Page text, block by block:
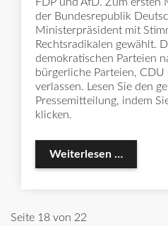
der Bundesrepublik
Ministerpräsident mit
Rechtsradikalen gewählt.
demokratischen Parteien
bürgerliche Parteien, CDU
verlassen. Lesen Sie den
Pressemitteilung, indem
klicken.
Weiterlesen …
Seite 18 von 22